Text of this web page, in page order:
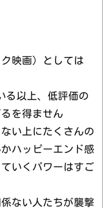
映画）としては
る以上、低評価の
を得ません
い上にたくさんの
ハッピーエンド感
いくパワーはすご
ない人たちが襲撃